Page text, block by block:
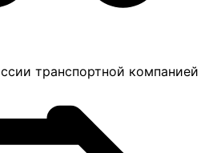
транспортной компанией